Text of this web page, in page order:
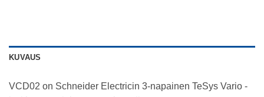
KUVAUS
VCD02 on Schneider Electricin 3-napainen TeSys Vario -